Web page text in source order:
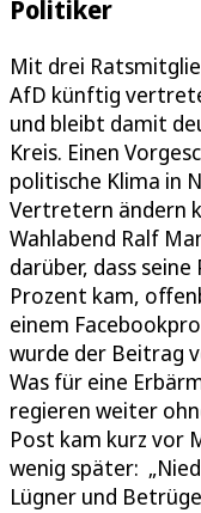
Politiker
Mit drei
AfD künftig
und bleibt damit
Kreis. Einen
politische Klima in
Vertretern ändern
Wahlabend Ralf
darüber, dass
Prozent kam,
einem
wurde der Beitrag
Was für eine
regieren weiter
Post kam kurz vor
wenig später:
Lügner und